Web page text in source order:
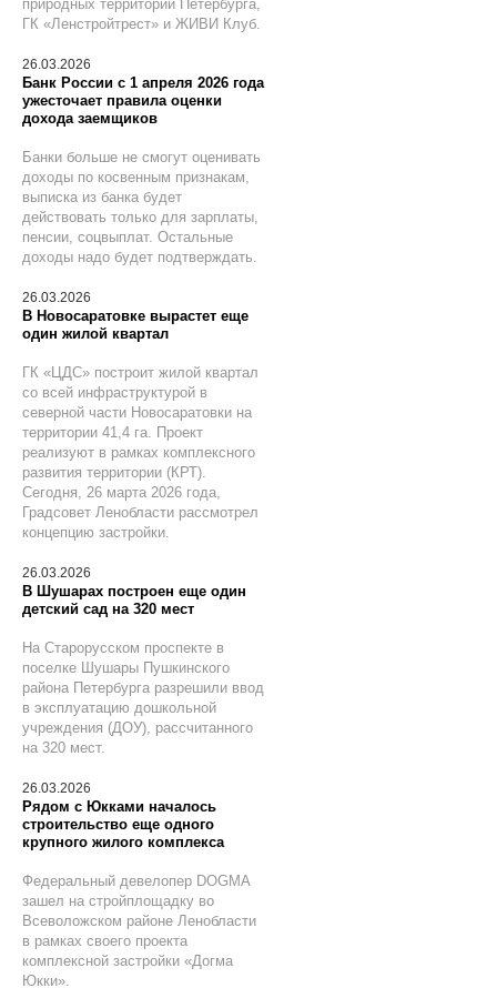
природных территорий Петербурга,
ГК «Ленстройтрест» и ЖИВИ Клуб.
26.03.2026
Банк России с 1 апреля 2026 года
ужесточает правила оценки
дохода заемщиков
Банки больше не смогут оценивать
доходы по косвенным признакам,
выписка из банка будет
действовать только для зарплаты,
пенсии, соцвыплат. Остальные
доходы надо будет подтверждать.
26.03.2026
В Новосаратовке вырастет еще
один жилой квартал
ГК «ЦДС» построит жилой квартал
со всей инфраструктурой в
северной части Новосаратовки на
территории 41,4 га. Проект
реализуют в рамках комплексного
развития территории (КРТ).
Сегодня, 26 марта 2026 года,
Градсовет Ленобласти рассмотрел
концепцию застройки.
26.03.2026
В Шушарах построен еще один
детский сад на 320 мест
На Старорусском проспекте в
поселке Шушары Пушкинского
района Петербурга разрешили ввод
в эксплуатацию дошкольной
учреждения (ДОУ), рассчитанного
на 320 мест.
26.03.2026
Рядом с Юкками началось
строительство еще одного
крупного жилого комплекса
Федеральный девелопер DOGMA
зашел на стройплощадку во
Всеволожском районе Ленобласти
в рамках своего проекта
комплексной застройки «Догма
Юкки».